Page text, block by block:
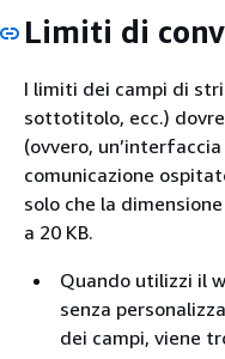
Limiti di
I limiti dei campi di
sottotitolo, ecc.)
(ovvero,
comunicazione
solo che la
a 20 KB.
Quando utilizzi il
senza
dei campi, viene